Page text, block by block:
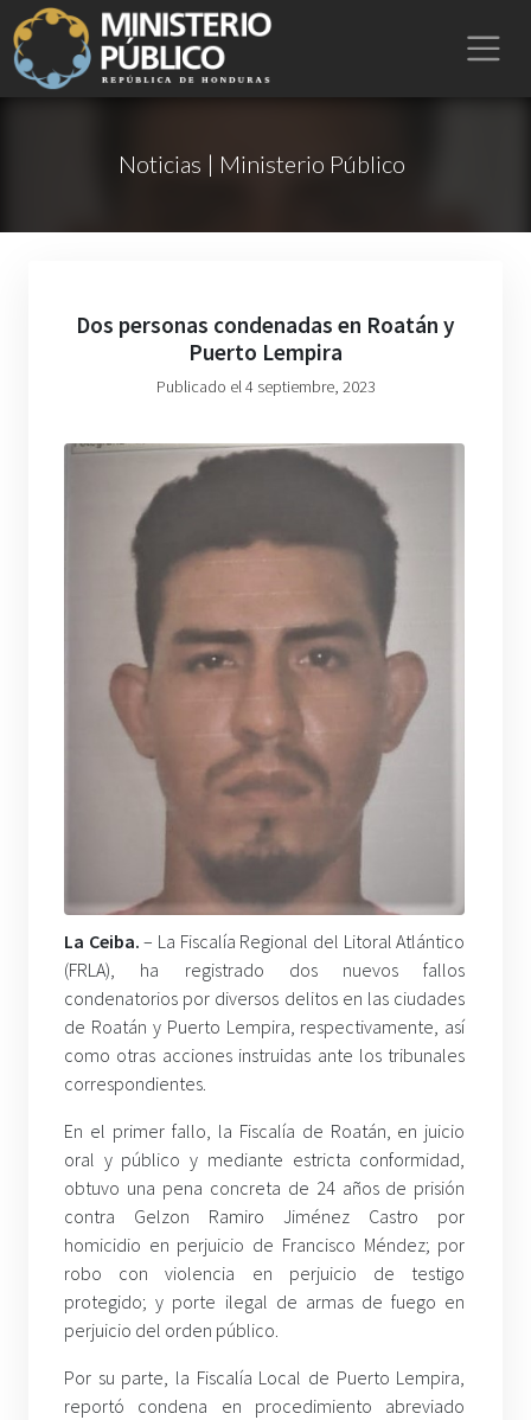
Noticias | Ministerio Público
Dos personas condenadas en Roatán y
Puerto Lempira
Publicado el 4 septiembre, 2023
La Ceiba.– La Fiscalía Regional del Litoral Atlántico
(FRLA), ha registrado dos nuevos fallos
condenatorios por diversos delitos en las ciudades
de Roatán y Puerto Lempira, respectivamente, así
como otras acciones instruidas ante los tribunales
correspondientes.
En el primer fallo, la Fiscalía de Roatán, en juicio
oral y público y mediante estricta conformidad,
obtuvo una pena concreta de 24 años de prisión
contra Gelzon Ramiro Jiménez Castro por
homicidio en perjuicio de Francisco Méndez; por
robo con violencia en perjuicio de testigo
protegido; y porte ilegal de armas de fuego en
perjuicio del orden público.
Por su parte, la Fiscalía Local de Puerto Lempira,
reportó condena en procedimiento abreviado